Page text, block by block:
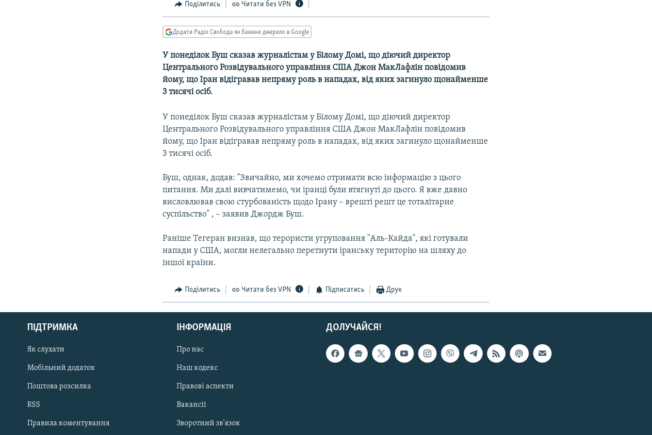
РУС
ДОЛУЧАЙСЯ!
Поділитись Читати без VPN
Додати Радіо Свобода як бажане джерело в Google
У понеділок Буш сказав журналістам у Білому Домі, що діючий директор
Центрального Розвідувального управління США Джон МакЛафлін повідомив
йому, що Іран відігравав непряму роль в нападах, від яких загинуло щонайменше
3 тисячі осіб.
У понеділок Буш сказав журналістам у Білому Домі, що діючий директор
Центрального Розвідувального управління США Джон МакЛафлін повідомив
йому, що Іран відігравав непряму роль в нападах, від яких загинуло щонайменше
3 тисячі осіб.
Буш, однак, додав: "Звичайно, ми хочемо отримати всю інформацію з цього
питання. Ми далі вивчатимемо, чи іранці були втягнуті до цього. Я вже давно
висловлював свою стурбованість щодо Ірану – врешті решт це тоталітарне
суспільство" , – заявив Джордж Буш.
Раніше Тегеран визнав, що терористи угруповання "Аль-Кайда", які готували
напади у США, могли нелегально перетнути іранську територію на шляху до
іншої країни.
Поділитись Читати без VPN Підписатись Друк
ДОЛУЧАЙСЯ!
ПІДТРИМКА
Як слухати
Мобільний додаток
Поштова розсилка
RSS
Правила коментування
ІНФОРМАЦІЯ
Про нас
Наш кодекс
Правові аспекти
Вакансії
Зворотний зв'язок